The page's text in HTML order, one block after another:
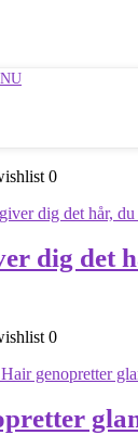
0
dig det
0